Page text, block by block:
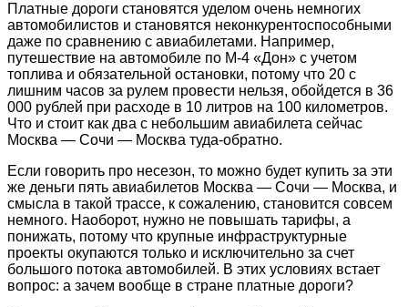
Платные дороги становятся уделом очень немногих
автомобилистов и становятся неконкурентоспособными
даже по сравнению с авиабилетами. Например,
путешествие на автомобиле по М-4 «Дон» с учетом
топлива и обязательной остановки, потому что 20 с
лишним часов за рулем провести нельзя, обойдется в 36
000 рублей при расходе в 10 литров на 100 километров.
Что и стоит как два с небольшим авиабилета сейчас
Москва — Сочи — Москва туда-обратно.
Если говорить про несезон, то можно будет купить за эти
же деньги пять авиабилетов Москва — Сочи — Москва, и
смысла в такой трассе, к сожалению, становится совсем
немного. Наоборот, нужно не повышать тарифы, а
понижать, потому что крупные инфраструктурные
проекты окупаются только и исключительно за счет
большого потока автомобилей. В этих условиях встает
вопрос: а зачем вообще в стране платные дороги?